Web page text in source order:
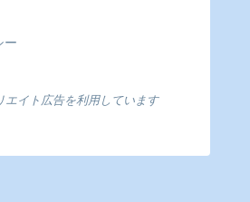
ー
イト広告を利用しています